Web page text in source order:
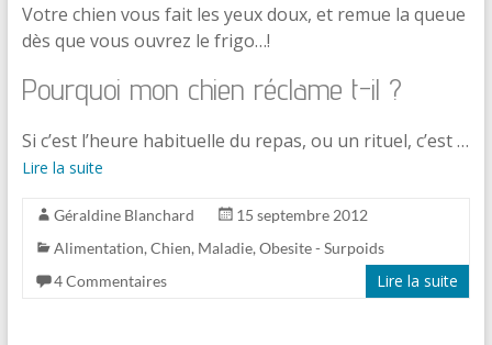
Votre chien vous fait les yeux doux, et remue la queue
dès que vous ouvrez le frigo…!
Pourquoi mon chien réclame t-il ?
Si c’est l’heure habituelle du repas, ou un rituel, c’est …
Lire la suite
Géraldine Blanchard
15 septembre 2012
Alimentation, Chien, Maladie, Obesite - Surpoids
4 Commentaires
Lire la suite